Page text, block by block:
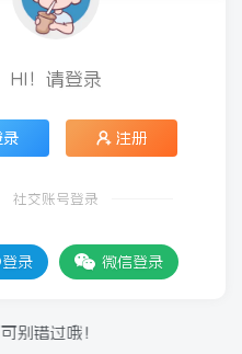
HI！请登录
录 注册
社交账号登录
录 微信登录
哦！